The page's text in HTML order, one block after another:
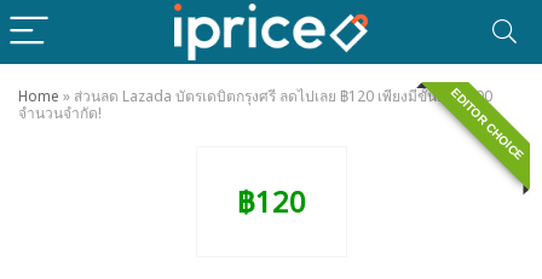
Home » ส่วนลด Lazada บัตรเดบิตกรุงศรี ลดไปเลย ฿120 เพียงมีขั้นต่ำ ฿900
จำนวนจำกัด!
EDITOR CHOICE
฿120